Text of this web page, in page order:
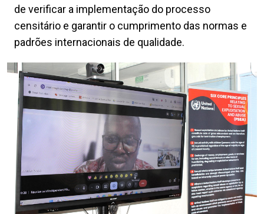
de verificar a implementação do processo
censitário e garantir o cumprimento das normas e
padrões internacionais de qualidade.